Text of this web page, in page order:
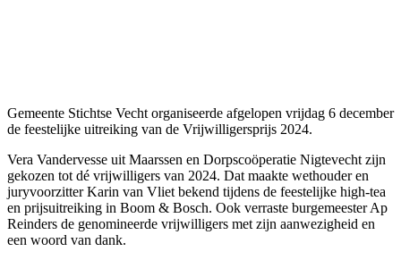
Gemeente Stichtse Vecht organiseerde afgelopen vrijdag 6 december
de feestelijke uitreiking van de Vrijwilligersprijs 2024.
Vera Vandervesse uit Maarssen en Dorpscoöperatie Nigtevecht zijn
gekozen tot dé vrijwilligers van 2024. Dat maakte wethouder en
juryvoorzitter Karin van Vliet bekend tijdens de feestelijke high-tea
en prijsuitreiking in Boom & Bosch. Ook verraste burgemeester Ap
Reinders de genomineerde vrijwilligers met zijn aanwezigheid en
een woord van dank.